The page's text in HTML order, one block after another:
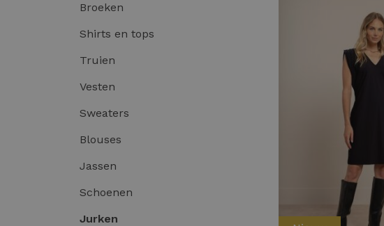
Broeken
Shirts en tops
Truien
Vesten
Sweaters
Blouses
Jassen
Schoenen
Jurken